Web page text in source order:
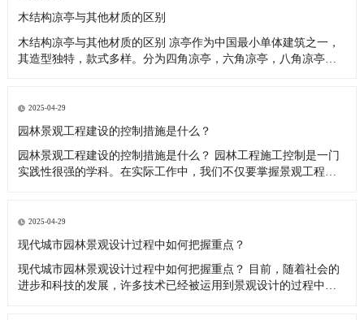
木结构凉亭与其他材质的区别
木结构凉亭与其他材质的区别 凉亭作为中国最小单体建筑之一，
其造型独特，款式多样。分为四角凉亭，六角凉亭，八角凉亭，
着科技的发展，混凝土凉亭·铝合金凉亭·塑木凉亭也逐渐出现在人
们视线
2025-04-29
园林景观工程建设的控制措施是什么？
园林景观工程建设的控制措施是什么？ 园林工程施工控制是一门
实践性很强的学科。在实际工作中，我们不仅要掌握景观工程的
造一个经济、实用、美观的园林工程。所谓“三项控制”，是指园林
绿化工程的
2025-04-29
现代城市园林景观设计过程中如何把握重点？
现代城市园林景观设计过程中如何把握重点？ 目前，随着社会的
进步和科技的发展，许多技术已经被运用到景观设计的过程中。